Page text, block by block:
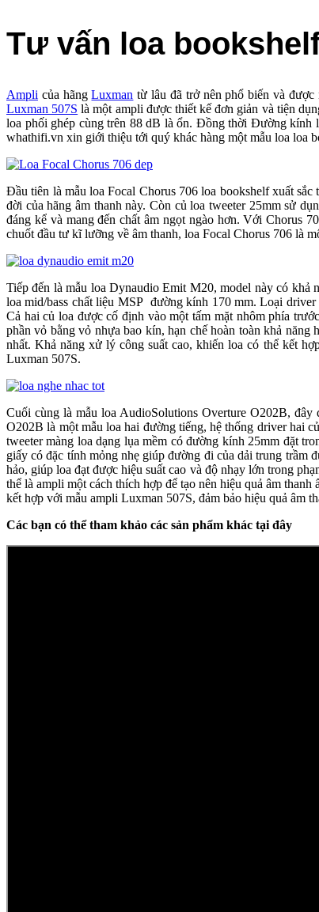
Tư vấn loa
Ampli của hãngLuxman từ lâu đã trở nên phổ biến và
Luxman 507S là một ampli được thiết kế đơn giản và tiện
loa phối ghép cùng trên 88 dB là ổn. Đồng thời Đường kính
whathifi.vn xin giới thiệu tới quý khác hàng một mẫu loa loa
Đầu tiên là mẫu loa Focal Chorus 706 loa bookshelf xuất
đời của hãng âm thanh này. Còn củ loa tweeter 25mm sử
đáng kể và mang đến chất âm ngọt ngào hơn. Với Chorus
chuốt đầu tư kĩ lưỡng về âm thanh, loa Focal Chorus 706 là
Tiếp đến là mẫu loa Dynaudio Emit M20, model này có khả
loa mid/bass chất liệu MSP đường kính 170 mm. Loại
Cả hai củ loa được cố định vào một tấm mặt nhôm phía
phần vỏ bằng vỏ nhựa bao kín, hạn chế hoàn toàn khả
nhất. Khả năng xử lý công suất cao, khiến loa có thể kết
Luxman 507S.
Cuối cùng là mẫu loa AudioSolutions Overture O202B,
O202B là một mẫu loa hai đường tiếng, hệ thống driver hai
tweeter màng loa dạng lụa mềm có đường kính 25mm đặt
giấy có đặc tính mỏng nhẹ giúp đường đi của dải trung trầm
hảo, giúp loa đạt được hiệu suất cao và độ nhạy lớn trong
thể là ampli một cách thích hợp để tạo nên hiệu quả âm
kết hợp với mẫu ampli Luxman 507S, đảm bảo hiệu quả âm
Các bạn có thể tham khảo các sản phẩm khác tại đây